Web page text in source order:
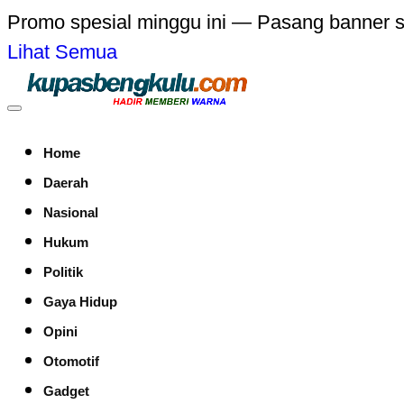
Promo spesial minggu ini — Pasang banner
Lihat Semua
Home
Daerah
Nasional
Hukum
Politik
Gaya Hidup
Opini
Otomotif
Gadget